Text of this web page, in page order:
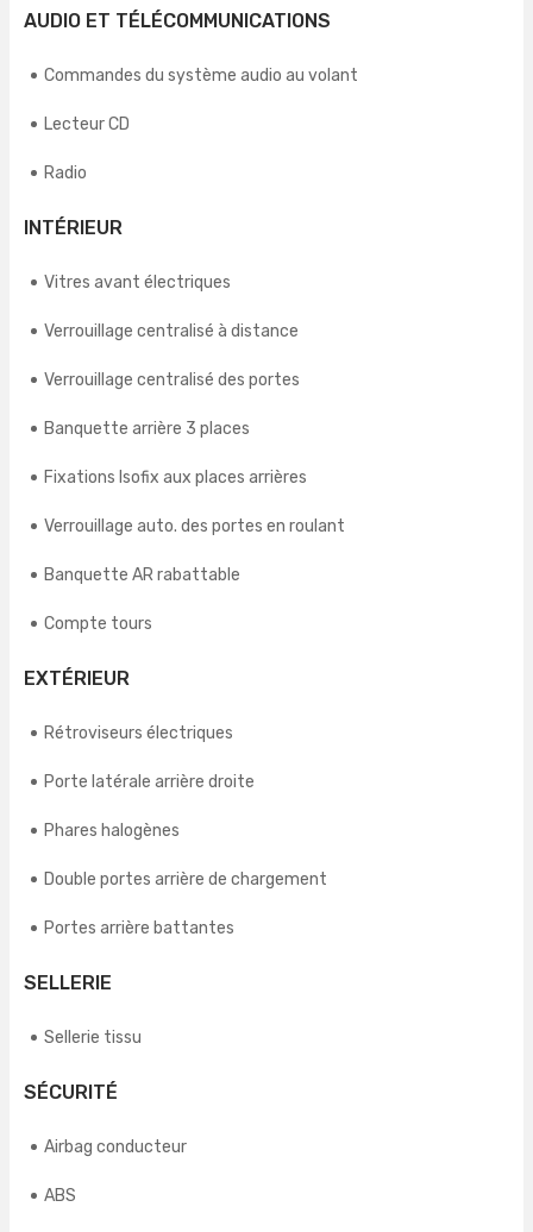
AUDIO ET TÉLÉCOMMUNICATIONS
Commandes du système audio au volant
Lecteur CD
Radio
INTÉRIEUR
Vitres avant électriques
Verrouillage centralisé à distance
Verrouillage centralisé des portes
Banquette arrière 3 places
Fixations Isofix aux places arrières
Verrouillage auto. des portes en roulant
Banquette AR rabattable
Compte tours
EXTÉRIEUR
Rétroviseurs électriques
Porte latérale arrière droite
Phares halogènes
Double portes arrière de chargement
Portes arrière battantes
SELLERIE
Sellerie tissu
SÉCURITÉ
Airbag conducteur
ABS